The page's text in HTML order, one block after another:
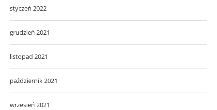
styczeń 2022
grudzień 2021
listopad 2021
październik 2021
wrzesień 2021